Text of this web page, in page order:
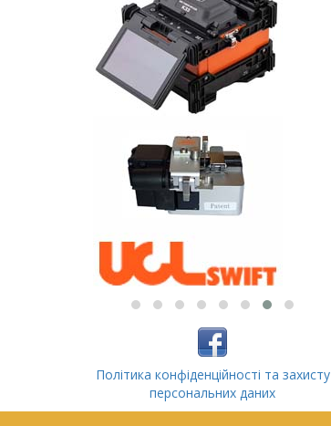
Політика конфіденційності та захисту
персональних даних